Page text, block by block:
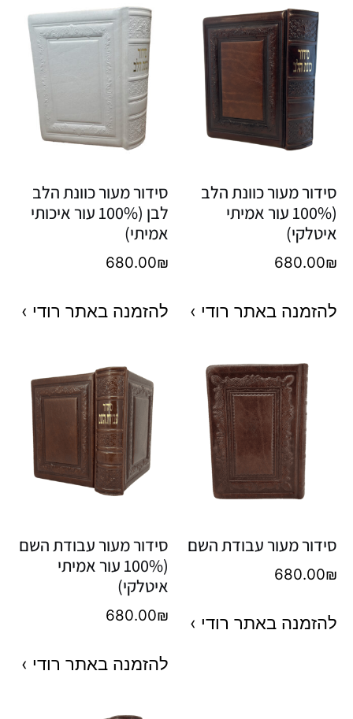
סידור מעור כוונת הלב
(100% עור אמיתי
איטלקי)
680.00₪
להזמנה באתר רודי ›
סידור מעור כוונת הלב
לבן (100% עור איכותי
אמיתי)
680.00₪
להזמנה באתר רודי ›
סידור מעור עבודת השם
680.00₪
להזמנה באתר רודי ›
סידור מעור עבודת השם
(100% עור אמיתי
איטלקי)
680.00₪
להזמנה באתר רודי ›